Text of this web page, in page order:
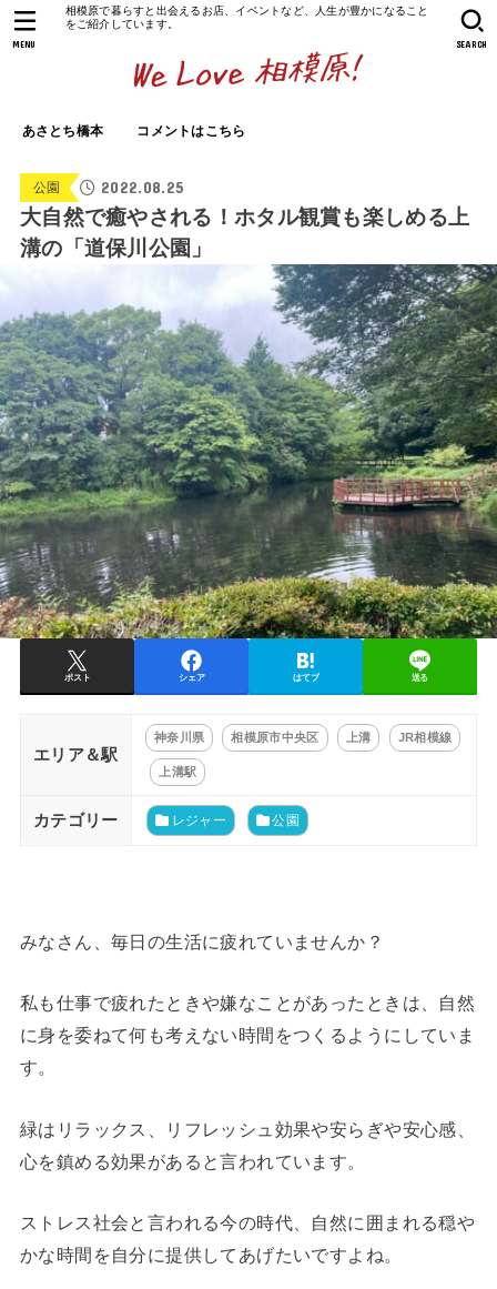
相模原で暮らすと出会えるお店、イベントなど、人生が豊かになること
をご紹介しています。
あさとち橋本 コメントはこちら
SEARCH
MENU
公園 2022.08.25
大自然で癒やされる！ホタル観賞も楽しめる上
溝の「道保川公園」
ポスト シェア はてブ 送る
エリア＆駅
神奈川県 相模原市中央区 上溝 JR相模線
上溝駅
カテゴリー レジャー 公園
みなさん、毎日の生活に疲れていませんか？
私も仕事で疲れたときや嫌なことがあったときは、自然
に身を委ねて何も考えない時間をつくるようにしていま
す。
緑はリラックス、リフレッシュ効果や安らぎや安心感、
心を鎮める効果があると言われています。
ストレス社会と言われる今の時代、自然に囲まれる穏や
かな時間を自分に提供してあげたいですよね。